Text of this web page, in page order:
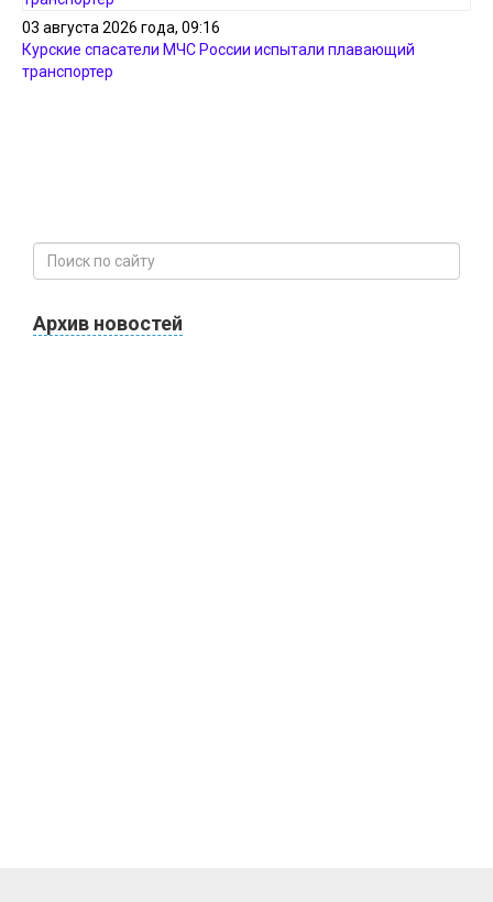
03 августа 2026 года, 09:16
Курские спасатели МЧС России испытали плавающий
транспортер
Архив новостей